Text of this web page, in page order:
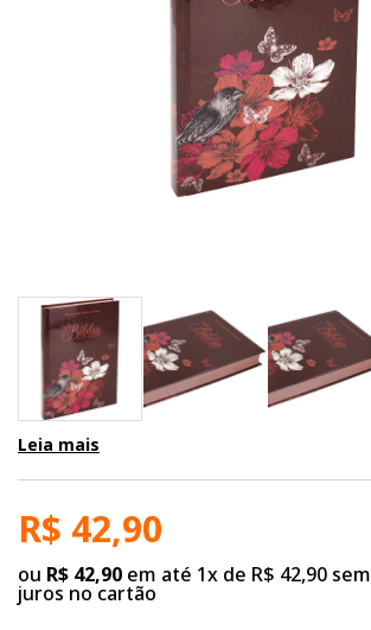
Leia mais
R$ 42,90
ou R$ 42,90 em até 1x de R$ 42,90 sem
juros no cartão